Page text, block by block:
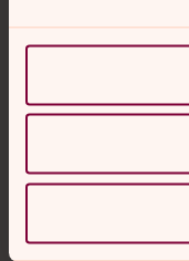
Hitta snabbt